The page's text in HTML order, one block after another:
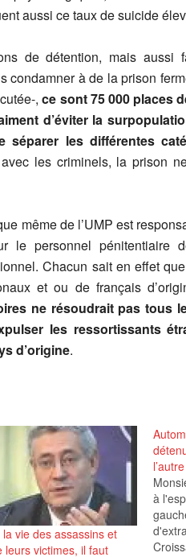
aussi ce taux de suicide
de détention, mais aussi
condamner à de la prison
,ce sont 75 000 places
d’éviter la
séparer les différentes
les criminels, la prison
même de l’UMP est
le personnel pénitentiaire
Chacun sait en effet
et ou de français
ne résoudrait pas tous
les ressortissants
d’origine.
la vie des assassins et
leurs victimes, il faut
l’autre
à